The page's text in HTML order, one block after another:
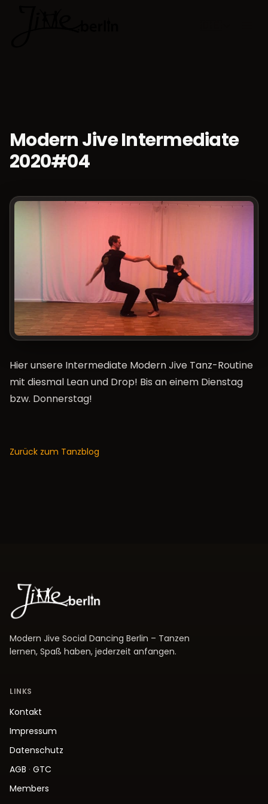
Modern Jive Intermediate
2020#04
Hier unsere Intermediate Modern Jive Tanz-Routine
mit diesmal Lean und Drop! Bis an einem Dienstag
bzw. Donnerstag!
Zurück zum Tanzblog
Modern Jive Social Dancing Berlin – Tanzen
lernen, Spaß haben, jederzeit anfangen.
LINKS
Kontakt
Impressum
Datenschutz
AGB · GTC
Members